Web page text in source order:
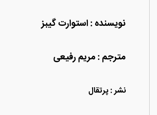
نویسنده : استوارت گیبز
مترجم : مریم رفیعی
نشر : پرتقال